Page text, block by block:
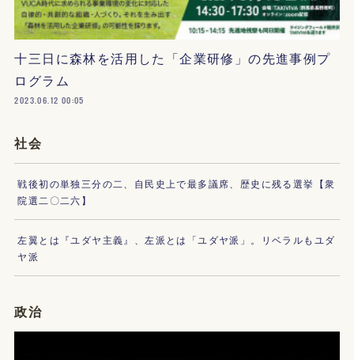
十三日に森林を活用した「企業研修」の先進事例プ
ログラム
2023.06.12 00:05
社会
戦後初の単独三分の二、自民史上で最多議席、歴史に残る選挙【衆
院選二〇二六】
左翼とは『ユダヤ主義』、左派とは「ユダヤ派」。リベラルもユダ
ヤ派
政治